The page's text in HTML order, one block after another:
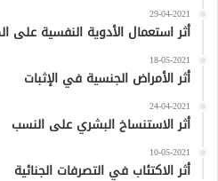
29-04-2021
أثر استعمال الأدوية النفسية على
18-05-2021
أثر الأمراض الجنسية في الإثبات
24-04-2021
أثر الاستنساخ البشري على النسب
10-05-2021
أثر الاكتئاب في التصرفات الجنائية